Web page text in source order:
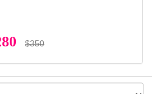
$350